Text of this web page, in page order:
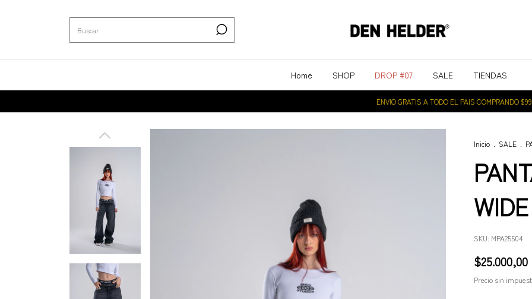
Home SHOP DROP #07 SALE TIENDAS
ENVIO GRATIS A TODO EL PAIS COMPRANDO $99.000
Inicio SALE
SKU: MPA25504
$25.000,00
Precio sin